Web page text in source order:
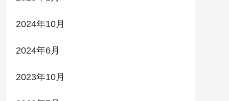
2024年10月
2024年6月
2023年10月